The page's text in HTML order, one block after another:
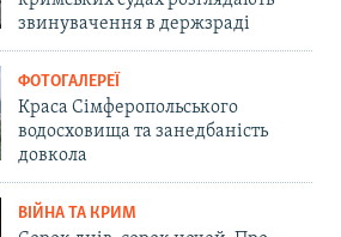
звинувачення в держзраді
ФОТОГАЛЕРЕЇ
Краса Сімферопольського
водосховища та занедбаність
довкола
ВІЙНА ТА КРИМ